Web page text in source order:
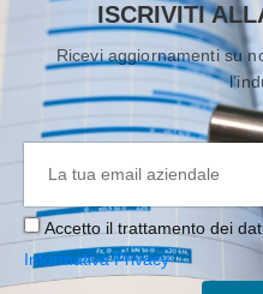
ISCRIVITI
Ricevi aggiornamenti su
Accetto il trattamento dei
Informativa Privacy